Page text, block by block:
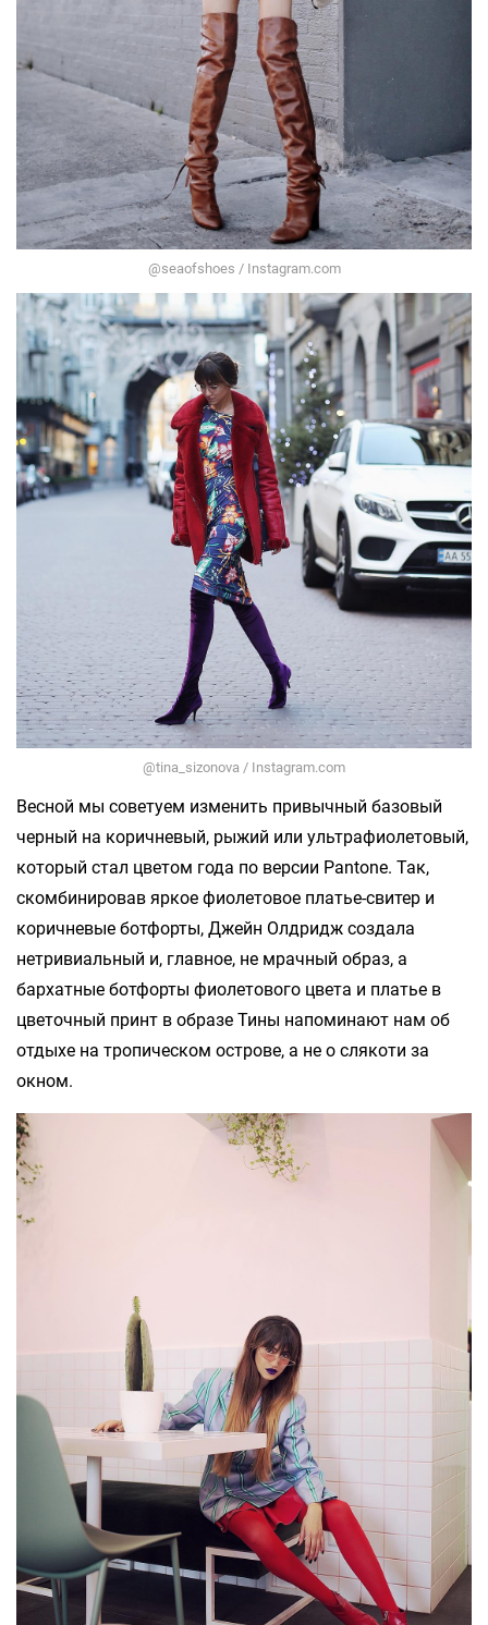
@seaofshoes / Instagram.com
@tina_sizonova / Instagram.com
Весной мы советуем изменить привычный базовый
черный на коричневый, рыжий или ультрафиолетовый,
который стал цветом года по версии Pantone. Так,
скомбинировав яркое фиолетовое платье-свитер и
коричневые ботфорты, Джейн Олдридж создала
нетривиальный и, главное, не мрачный образ, а
бархатные ботфорты фиолетового цвета и платье в
цветочный принт в образе Тины напоминают нам об
отдыхе на тропическом острове, а не о слякоти за
окном.